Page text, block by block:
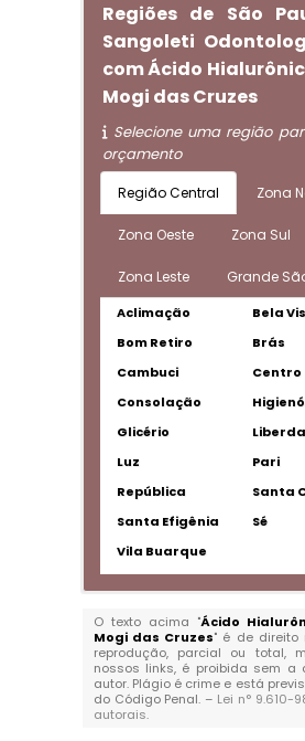
Regiões de São
Sangoleti
com Ácido
Mogi das Cruzes
Selecione uma região
orçamento
Região Central Zona
Zona Oeste Zona Sul
Zona Leste Grande
Aclimação
Bela
Bom Retiro
Brás
Cambuci
Centro
Consolação
Glicério
Luz
Pari
República
Santa
Santa Efigênia
Sé
Vila Buarque
O texto acima "Ácido
Mogi das Cruzes" é de direito
reprodução, parcial ou total,
nossos links, é proibida sem a
autor. Plágio é crime e está
do Código Penal. – Lei n° 9.610-
autorais.